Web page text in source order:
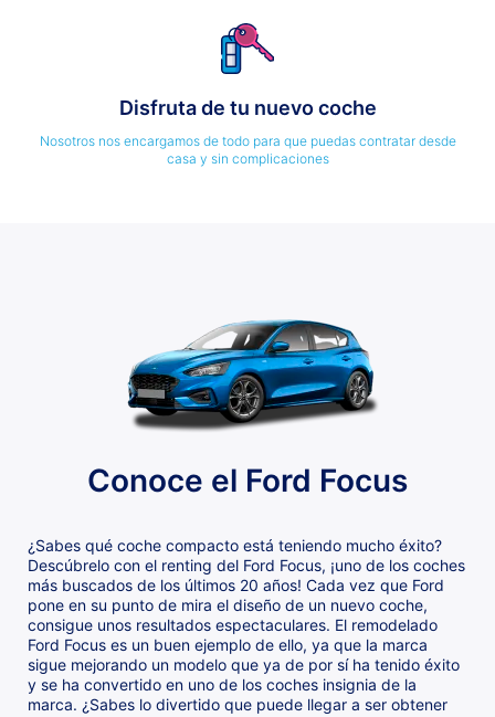
Disfruta de tu nuevo coche
Nosotros nos encargamos de todo para que puedas contratar desde
casa y sin complicaciones
Conoce el Ford Focus
¿Sabes qué coche compacto está teniendo mucho éxito?
Descúbrelo con el renting del Ford Focus, ¡uno de los coches
más buscados de los últimos 20 años! Cada vez que Ford
pone en su punto de mira el diseño de un nuevo coche,
consigue unos resultados espectaculares. El remodelado
Ford Focus es un buen ejemplo de ello, ya que la marca
sigue mejorando un modelo que ya de por sí ha tenido éxito
y se ha convertido en uno de los coches insignia de la
marca. ¿Sabes lo divertido que puede llegar a ser obtener